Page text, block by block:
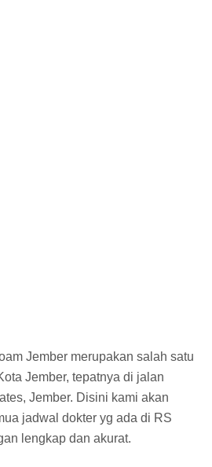
Jember merupakan salah satu
Jember, tepatnya di jalan
Jember. Disini kami akan
jadwal dokter yg ada di RS
lengkap dan akurat.